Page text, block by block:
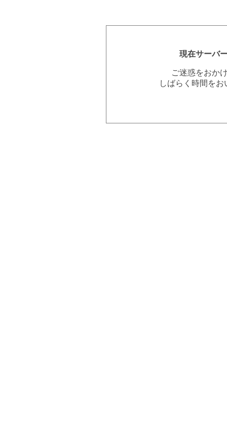
現在サーバ
ご迷惑をおか
しばらく時間を